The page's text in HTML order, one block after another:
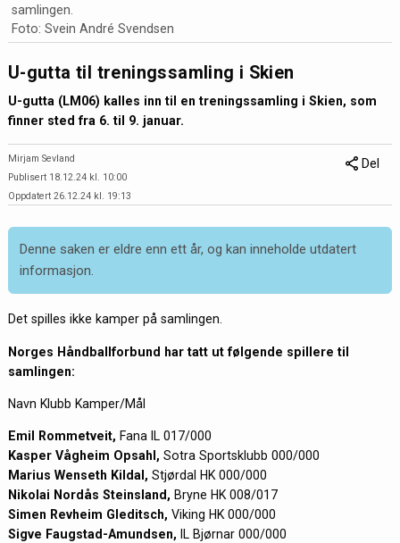
samlingen.
Foto: Svein André Svendsen
U-gutta til treningssamling i Skien
U-gutta (LM06) kalles inn til en treningssamling i Skien, som
finner sted fra 6. til 9. januar.
Mirjam Sevland
Publisert 18.12.24 kl. 10:00
Oppdatert 26.12.24 kl. 19:13
Del
Denne saken er eldre enn ett år, og kan inneholde utdatert
informasjon.
Det spilles ikke kamper på samlingen.
Norges Håndballforbund har tatt ut følgende spillere til
samlingen:
Navn Klubb Kamper/Mål
Emil Rommetveit, Fana IL 017/000
Kasper Vågheim Opsahl, Sotra Sportsklubb 000/000
Marius Wenseth Kildal, Stjørdal HK 000/000
Nikolai Nordås Steinsland, Bryne HK 008/017
Simen Revheim Gleditsch, Viking HK 000/000
Sigve Faugstad-Amundsen,
IL Bjørnar 000/000